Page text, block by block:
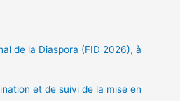
de la Diaspora (FID 2026), à
et de suivi de la mise en